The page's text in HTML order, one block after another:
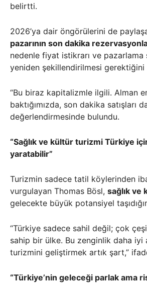
belirtti.
2026’ya dair öngörülerini de
pazarının son dakika
nedenle fiyat istikrarı ve
yeniden şekillendirilmesi gerektiğini
“Bu biraz kapitalizmle ilgili. Alman
baktığımızda, son dakika satışları
değerlendirmesinde bulundu.
“Sağlık ve kültür turizmi Türkiye
yaratabilir”
Turizmin sadece tatil köylerinden
vurgulayan Thomas Bösl, sağlık ve
gelecekte büyük potansiyel
“Türkiye sadece sahil değil; çok
sahip bir ülke. Bu zenginlik daha iyi
turizmini geliştirmek artık şart,”
“Türkiye’nin geleceği parlak ama